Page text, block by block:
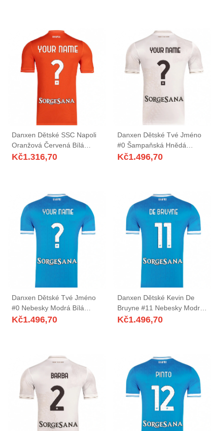
Danxen Dětské SSC Napoli
Oranžová Červená Bílá
Brankář Dresy 2025/26 Dres
Kč1.316,70
Danxen Dětské Tvé Jméno
#0 Šampaňská Hnědá
Daleko Hráčské Dresy
Kč1.496,70
Danxen Dětské Tvé Jméno
#0 Nebesky Modrá Bílá
Domů Hráčské Dresy
Kč1.496,70
Danxen Dětské Kevin De
Bruyne #11 Nebesky Modrá
Bílá Domů Hráčské Dresy
Kč1.496,70